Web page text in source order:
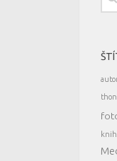
thon